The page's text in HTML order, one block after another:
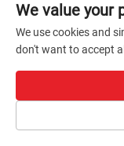
We value your
We use cookies and
don't want to accept